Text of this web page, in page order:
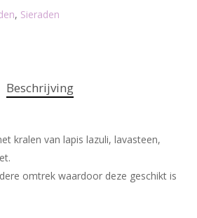
, Sieraden
Beschrijving
kralen van lapis lazuli, lavasteen,
omtrek waardoor deze geschikt is